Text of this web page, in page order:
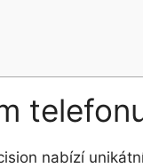
nabízí